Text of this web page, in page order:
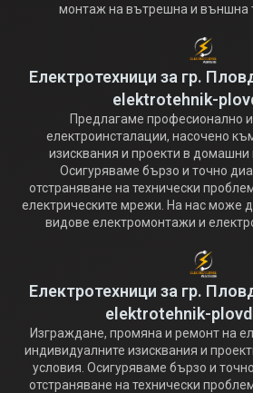
монтаж на вътрешна и външна
Електротехници за гр.
elektrotehnik-
Предлагаме професионално
електроинсталации, насочено
изисквания и проекти в домашни
Осигуряваме бързо и точно
отстраняване на технически
електрическите мрежи. На нас може
видове електромонтажи и
Електротехници за гр.
elektrotehnik-
Изграждане, промяна и ремонт на
индивидуалните изисквания и
условия. Осигуряваме бързо и
отстраняване на технически